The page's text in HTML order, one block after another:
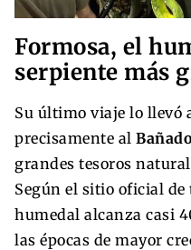
Formosa, el
serpiente más
Su último viaje lo llevó
precisamente al
grandes tesoros
Según el sitio oficial de
humedal alcanza casi
las épocas de mayor